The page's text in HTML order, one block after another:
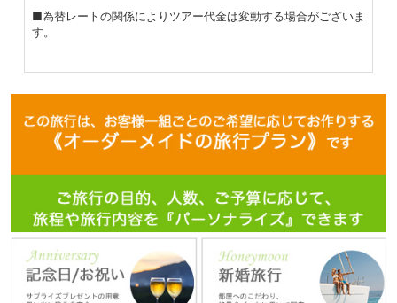
■為替レートの関係によりツアー代金は変動する場合がございま
す。